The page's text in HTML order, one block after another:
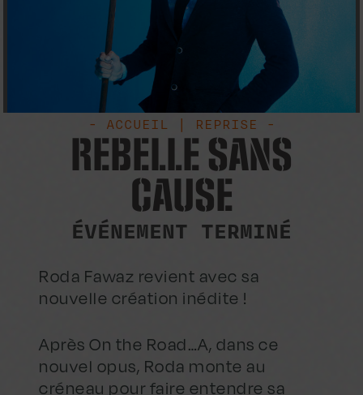
- ACCUEIL | REPRISE -
REBELLE SANS
CAUSE
ÉVÉNEMENT TERMINÉ
Roda Fawaz revient avec sa
nouvelle création inédite !
Après On the Road…A, dans ce
nouvel opus, Roda monte au
créneau pour faire entendre sa